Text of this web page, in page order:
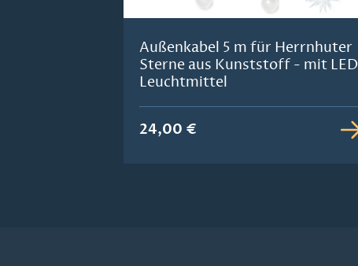
Außenkabel 5 m für Herrnhuter
Sterne aus Kunststoff - mit LED
Leuchtmittel
24,00 €